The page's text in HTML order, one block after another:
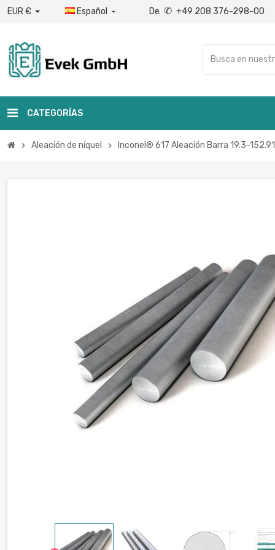
EUR € Español  De ✆ +49 208 376-298-00
CATEGORÍAS
chevron_right Aleación de níquel chevron_right Inconel® 617 Aleación Barra 19.3-